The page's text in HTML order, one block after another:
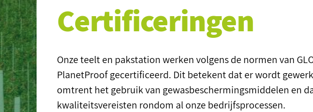
Certificeringen
Onze teelt en pakstation werken volgens de normen van
PlanetProof gecertificeerd. Dit betekent dat er wordt
omtrent het gebruik van gewasbeschermingsmiddelen en
kwaliteitsvereisten rondom al onze bedrijfsprocessen.